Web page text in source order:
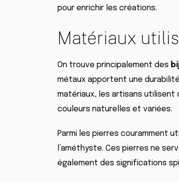
pour enrichir les créations.
Matériaux
On trouve principalement des
métaux apportent une
matériaux, les artisans utilisent
couleurs naturelles et variées.
Parmi les pierres couramment
l’améthyste. Ces pierres ne
également des significations